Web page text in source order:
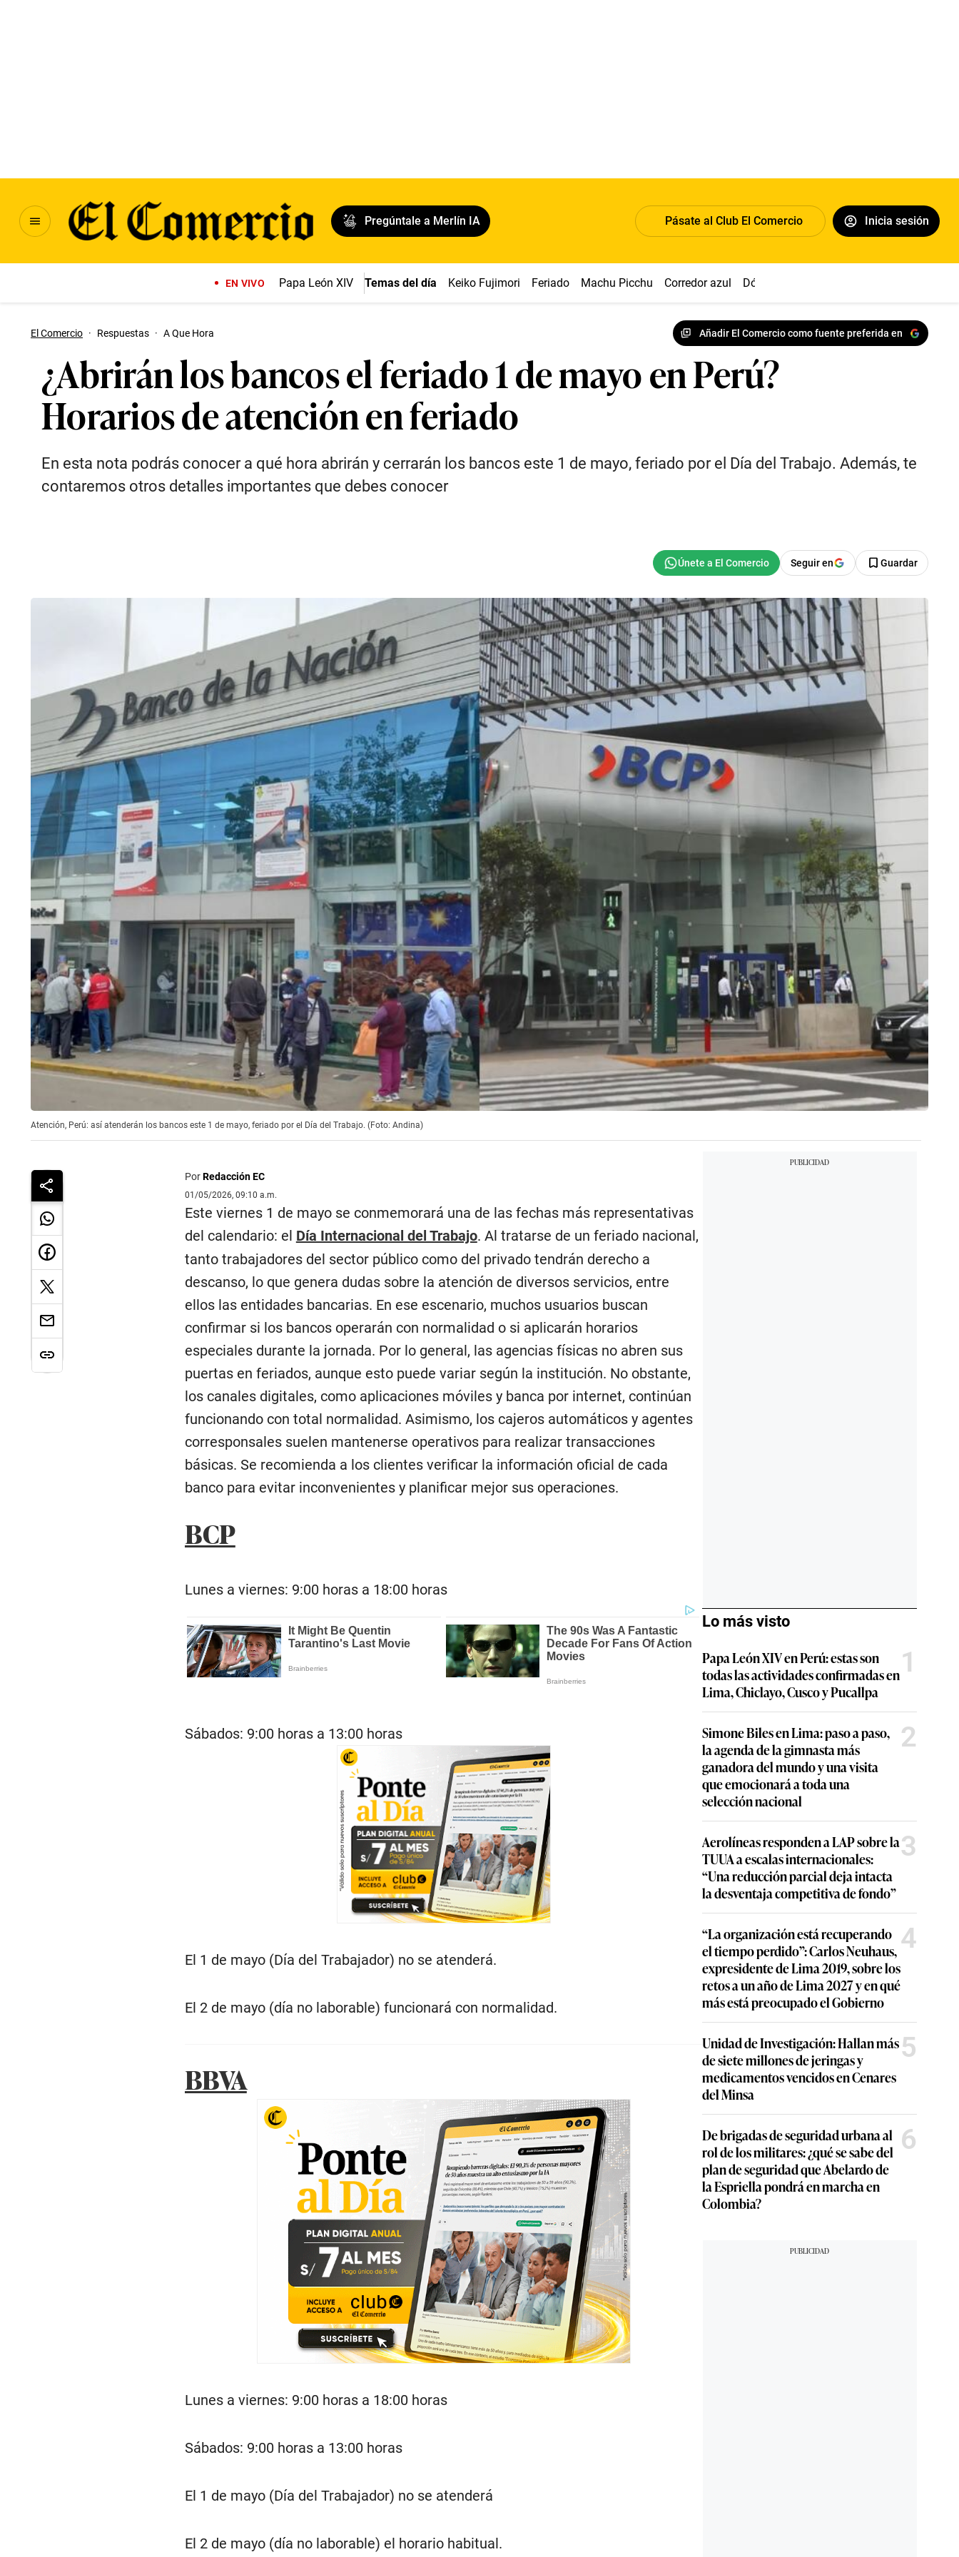
Pregúntale a Merlín IA Pásate al Club El Comercio Inicia sesión
EN VIVO Papa León XIV Temas del día Keiko Fujimori Feriado Machu Picchu Corredor azul Dólar
El Comercio · Respuestas · A Que Hora Añadir El Comercio como fuente preferida en
¿Abrirán los bancos el feriado 1 de mayo en Perú?
Horarios de atención en feriado
En esta nota podrás conocer a qué hora abrirán y cerrarán los bancos este 1 de mayo, feriado por el Día del Trabajo. Además, te
contaremos otros detalles importantes que debes conocer
Seguir en Guardar
Atención, Perú: así atenderán los bancos este 1 de mayo, feriado por el Día del Trabajo. (Foto: Andina)
PorRedacción EC
01/05/2026, 09:10 a.m.
Este viernes 1 de mayo se conmemorará una de las fechas más representativas
del calendario: el Día Internacional del Trabajo. Al tratarse de un feriado nacional,
tanto trabajadores del sector público como del privado tendrán derecho a
descanso, lo que genera dudas sobre la atención de diversos servicios, entre
ellos las entidades bancarias. En ese escenario, muchos usuarios buscan
confirmar si los bancos operarán con normalidad o si aplicarán horarios
especiales durante la jornada. Por lo general, las agencias físicas no abren sus
puertas en feriados, aunque esto puede variar según la institución. No obstante,
los canales digitales, como aplicaciones móviles y banca por internet, continúan
funcionando con total normalidad. Asimismo, los cajeros automáticos y agentes
corresponsales suelen mantenerse operativos para realizar transacciones
básicas. Se recomienda a los clientes verificar la información oficial de cada
banco para evitar inconvenientes y planificar mejor sus operaciones.
BCP
Lunes a viernes: 9:00 horas a 18:00 horas
Sábados: 9:00 horas a 13:00 horas
El 1 de mayo (Día del Trabajador) no se atenderá.
El 2 de mayo (día no laborable) funcionará con normalidad.
BBVA
Lunes a viernes: 9:00 horas a 18:00 horas
Sábados: 9:00 horas a 13:00 horas
El 1 de mayo (Día del Trabajador) no se atenderá
El 2 de mayo (día no laborable) el horario habitual.
Lo más visto
Papa León XIV en Perú: estas son
todas las actividades confirmadas en
Lima, Chiclayo, Cusco y Pucallpa
1
Simone Biles en Lima: paso a paso,
la agenda de la gimnasta más
ganadora del mundo y una visita
que emocionará a toda una
selección nacional
2
Aerolíneas responden a LAP sobre la
TUUA a escalas internacionales:
“Una reducción parcial deja intacta
la desventaja competitiva de fondo”
3
“La organización está recuperando
el tiempo perdido”: Carlos Neuhaus,
expresidente de Lima 2019, sobre los
retos a un año de Lima 2027 y en qué
más está preocupado el Gobierno
4
Unidad de Investigación: Hallan más
de siete millones de jeringas y
medicamentos vencidos en Cenares
del Minsa
5
De brigadas de seguridad urbana al
rol de los militares: ¿qué se sabe del
plan de seguridad que Abelardo de
la Espriella pondrá en marcha en
Colombia?
6